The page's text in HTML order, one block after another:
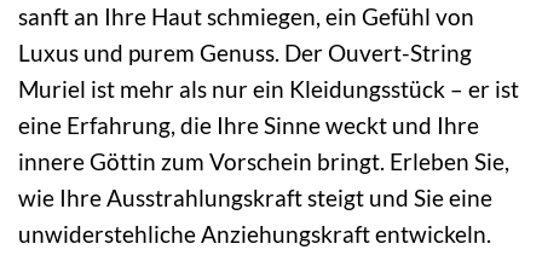
sanft an Ihre Haut schmiegen, ein Gefühl von
Luxus und purem Genuss. Der Ouvert-String
Muriel ist mehr als nur ein Kleidungsstück – er ist
eine Erfahrung, die Ihre Sinne weckt und Ihre
innere Göttin zum Vorschein bringt. Erleben Sie,
wie Ihre Ausstrahlungskraft steigt und Sie eine
unwiderstehliche Anziehungskraft entwickeln.